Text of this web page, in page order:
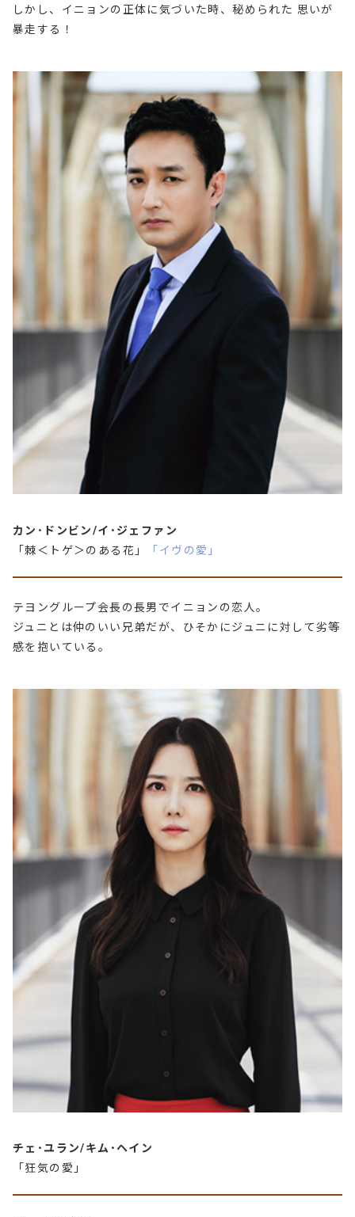
しかし、イニョンの正体に気づいた時、秘められた 思いが
暴走する！
カン･ドンビン/イ･ジェファン
「棘＜トゲ＞のある花」
「イヴの愛」
テヨングループ会長の長男でイニョンの恋人。
ジュニとは仲のいい兄弟だが、ひそかにジュニに対して劣等
感を抱いている。
チェ･ユラン/キム･ヘイン
「狂気の愛」